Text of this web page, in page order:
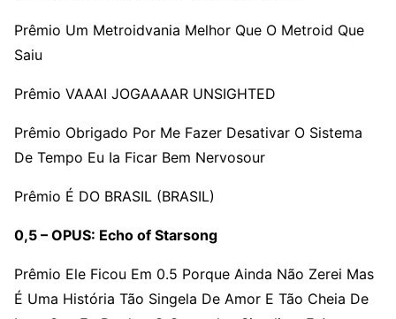
Prêmio Um Metroidvania Melhor Que O Metroid Que
Saiu
Prêmio VAAAI JOGAAAAR UNSIGHTED
Prêmio Obrigado Por Me Fazer Desativar O Sistema
De Tempo Eu Ia Ficar Bem Nervosour
Prêmio É DO BRASIL (BRASIL)
0,5 – OPUS: Echo of Starsong
Prêmio Ele Ficou Em 0.5 Porque Ainda Não Zerei Mas
É Uma História Tão Singela De Amor E Tão Cheia De